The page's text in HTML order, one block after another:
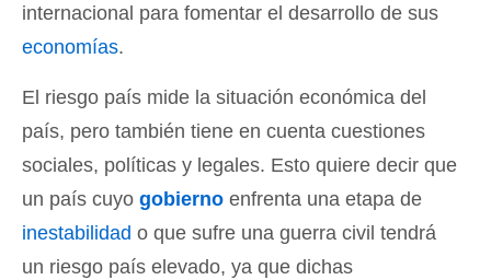
internacional para fomentar el desarrollo de sus
economías.
El riesgo país mide la situación económica del
país, pero también tiene en cuenta cuestiones
sociales, políticas y legales. Esto quiere decir que
un país cuyo gobierno enfrenta una etapa de
inestabilidad o que sufre una guerra civil tendrá
un riesgo país elevado, ya que dichas